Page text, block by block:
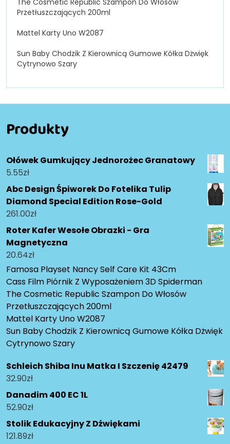
The Cosmetic Republic Szampon Do Włosów
Przetłuszczających 200ml
Mattel Karty Uno W2087
Sun Baby Chodzik Z Kierownicą Gumowe Kółka Dżwięk
Cytrynowo Szary
Produkty
Ołówek Gumkujący Jednorożec Granatowy
5.55zł
Abc Design Śpiworek Do Fotelika Tulip
Diamond Special Edition Rose-Gold
261.00zł
Roter Kafer Wesołe Obrazki - Gra
Magnetyczna
20.64zł
Famosa Playset Nancy Self Care Kit 43Cm
Cass Film Piórnik Z Wyposażeniem 3D Spiderman
The Cosmetic Republic Szampon Do Włosów
Przetłuszczających 200ml
Mattel Karty Uno W2087
Sun Baby Chodzik Z Kierownicą Gumowe Kółka Dżwięk
Cytrynowo Szary
Schleich Shiba Inu Matka I Szczenię 42479
32.90zł
Danadim 400 EC 1L
52.90zł
Stolik Edukacyjny Z Dźwiękami
121.89zł